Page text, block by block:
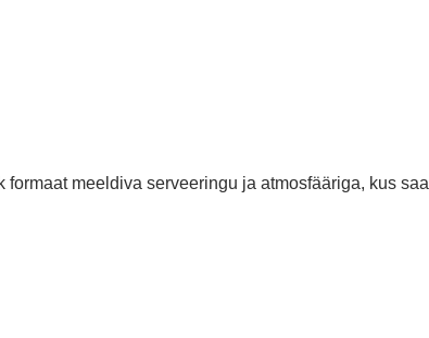
meeldiva serveeringu ja atmosfääriga, kus